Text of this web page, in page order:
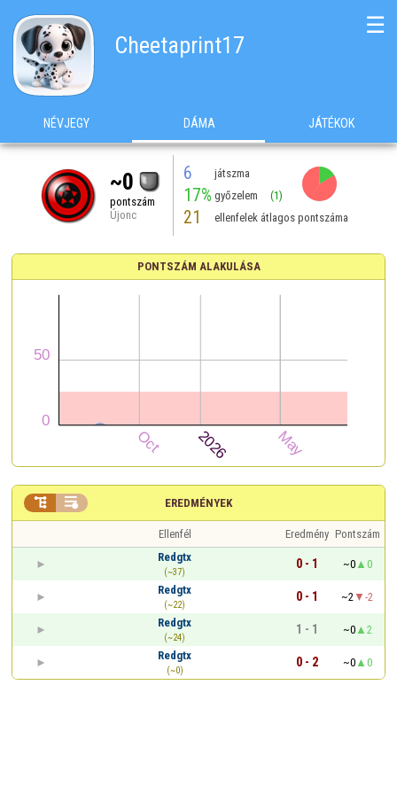
Cheetaprint17
☰
NÉVJEGY DÁMA JÁTÉKOK
~0
pontszám
Újonc
6 játszma
17% győzelem (1)
21 ellenfelek átlagos pontszáma
PONTSZÁM ALAKULÁSA
EREDMÉNYEK
 
Ellenfél Eredmény Pontszám
Redgtx
(~37)
0 - 1 ~0
0
Redgtx
(~22)
0 - 1 ~2
-2
Redgtx
(~24)
1 - 1 ~0
2
Redgtx
(~0)
0 - 2 ~0 0